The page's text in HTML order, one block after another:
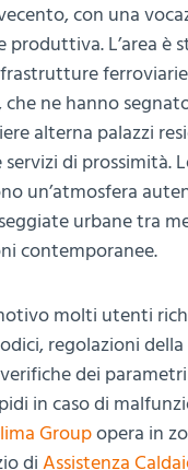
con una
produttiva. L’area è
che ne hanno
alterna palazzi
di prossimità.
un’atmosfera
urbane tra
contemporanee.
molti utenti
regolazioni
dei parametri
in caso di
Groupopera in
di Assistenza